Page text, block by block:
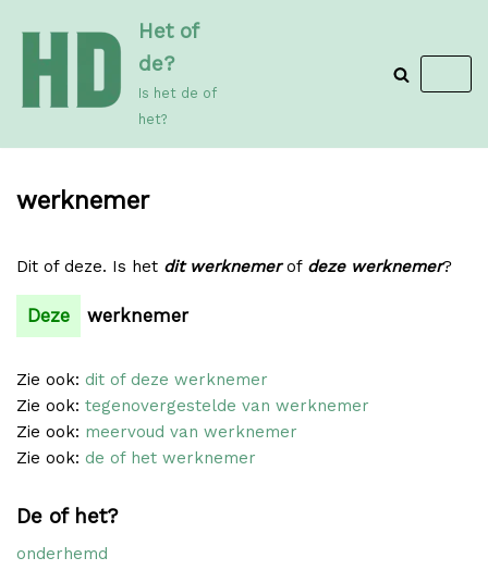
de
inhoud
Het of
de?
Is het de of
het?
werknemer
Dit of deze. Is het dit werknemerof deze werknemer?
Deze werknemer
Zie ook: dit of deze werknemer
Zie ook: tegenovergestelde van werknemer
Zie ook: meervoud van werknemer
Zie ook: de of het werknemer
De of het?
onderhemd